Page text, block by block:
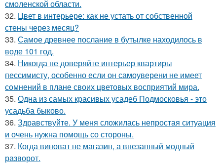
смоленской области.
32. Цвет в интерьере: как не устать от собственной
стены через месяц?
33. Самое древнее послание в бутылке находилось в
воде 101 год.
34. Никогда не доверяйте интерьер квартиры
пессимисту, особенно если он самоуверени не имеет
сомнений в плане своих цветовых восприятий мира.
35. Одна из самых красивых усадеб Подмосковья - это
усадьба быково.
36. Здравствуйте. У меня сложилась непростая ситуация
и очень нужна помощь со стороны.
37. Когда виноват не магазин, а внезапный модный
разворот.